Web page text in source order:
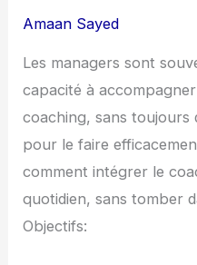
Amaan Sayed
Les managers sont
capacité à
coaching, sans toujours
pour le faire
comment intégrer le
quotidien, sans tomber
Objectifs: